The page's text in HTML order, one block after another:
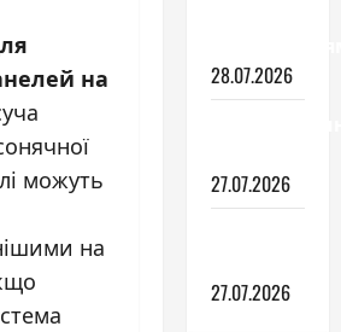
на
можуть
на
28.07.2026
27.07.2026
27.07.2026